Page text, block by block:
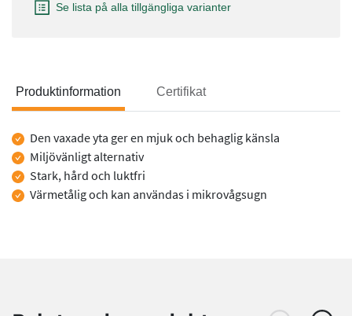
Se lista på alla tillgängliga varianter
Produktinformation Certifikat
Produktinformation
Den vaxade yta ger en mjuk och behaglig känsla
Miljövänligt alternativ
Stark, hård och luktfri
Värmetålig och kan användas i mikrovågsugn